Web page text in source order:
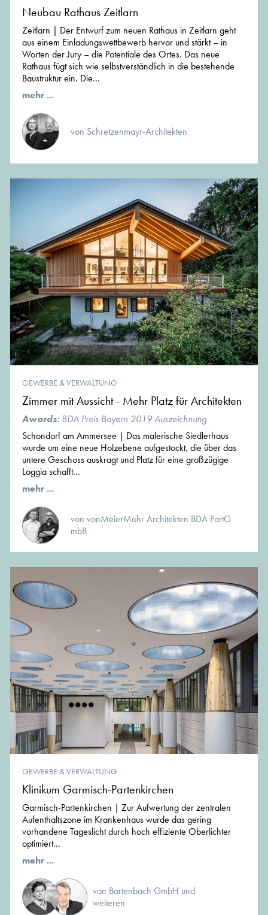
Neubau Rathaus Zeitlarn
Zeitlarn | Der Entwurf zum neuen Rathaus in Zeitlarn geht
aus einem Einladungswettbewerb hervor und stärkt – in
Worten der Jury – die Potentiale des Ortes. Das neue
Rathaus fügt sich wie selbstverständlich in die bestehende
Baustruktur ein. Die...
mehr ...
von Schretzenmayr-Architekten
GEWERBE & VERWALTUNG
Zimmer mit Aussicht - Mehr Platz für Architekten
Awards: BDA Preis Bayern 2019 Auszeichnung
Schondorf am Ammersee | Das malerische Siedlerhaus
wurde um eine neue Holzebene aufgestockt, die über das
untere Geschoss auskragt und Platz für eine großzügige
Loggia schafft...
mehr ...
von vonMeierMohr Architekten BDA PartG
mbB
GEWERBE & VERWALTUNG
Klinikum Garmisch-Partenkirchen
Garmisch-Partenkirchen | Zur Aufwertung der zentralen
Aufenthaltszone im Krankenhaus wurde das gering
vorhandene Tageslicht durch hoch effiziente Oberlichter
optimiert...
mehr ...
von Bartenbach GmbH und
weiteren